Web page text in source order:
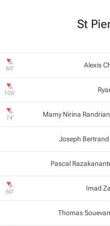
St
Alexis
60‎’‎
106‎’‎
Mamy Nirina
74‎’‎
Joseph
Pascal
Imad
60‎’‎
Thomas